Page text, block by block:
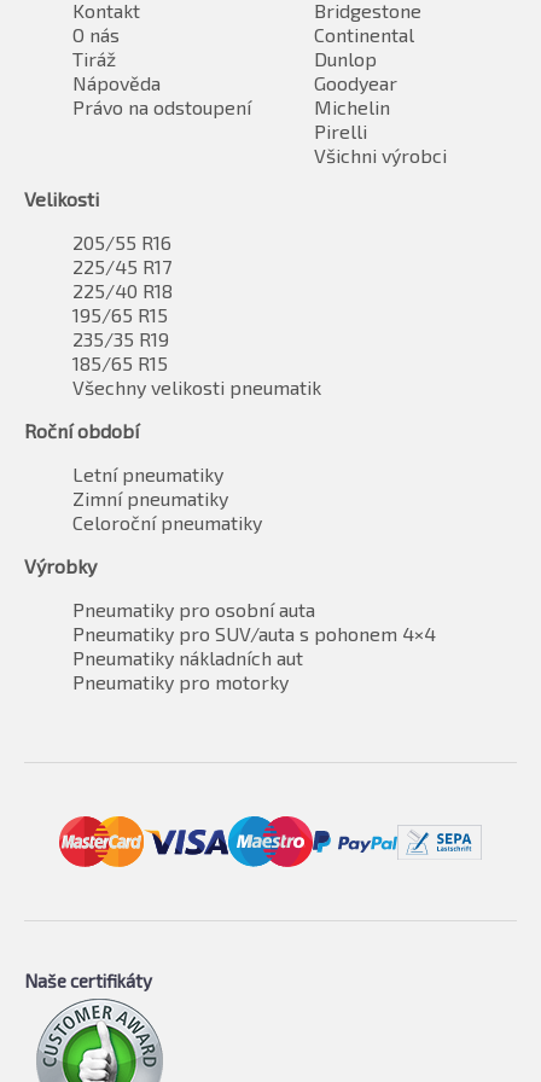
Kontakt
O nás
Tiráž
Nápověda
Právo na odstoupení
Bridgestone
Continental
Dunlop
Goodyear
Michelin
Pirelli
Všichni výrobci
Velikosti
205/55 R16
225/45 R17
225/40 R18
195/65 R15
235/35 R19
185/65 R15
Všechny velikosti pneumatik
Roční období
Letní pneumatiky
Zimní pneumatiky
Celoroční pneumatiky
Výrobky
Pneumatiky pro osobní auta
Pneumatiky pro SUV/auta s pohonem 4×4
Pneumatiky nákladních aut
Pneumatiky pro motorky
Naše certifikáty